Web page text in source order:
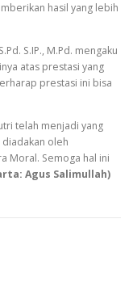
hasil yang lebih
S.IP., M.Pd. mengaku
atas prestasi yang
prestasi ini bisa
telah menjadi yang
oleh
Moral. Semoga hal ini
Agus Salimullah)